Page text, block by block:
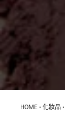
HOME 化妝品